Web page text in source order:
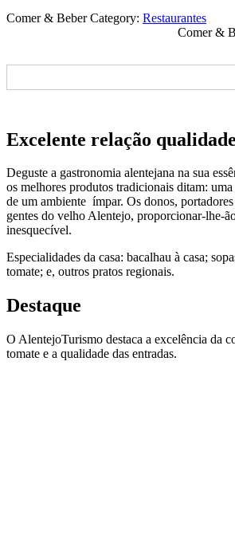
Comer & Beber Category: Restaurantes
Comer &
Excelente relação
Deguste a gastronomia alentejana na sua
os melhores produtos tradicionais ditam:
de um ambiente ímpar. Os donos,
gentes do velho Alentejo, proporcionar-lhe-
inesquecível.
Especialidades da casa: bacalhau à casa;
tomate; e, outros pratos regionais.
Destaque
O AlentejoTurismo destaca a excelência da
tomate e a qualidade das entradas.